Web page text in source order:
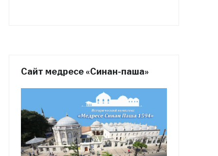
Сайт медресе «Синан-паша»